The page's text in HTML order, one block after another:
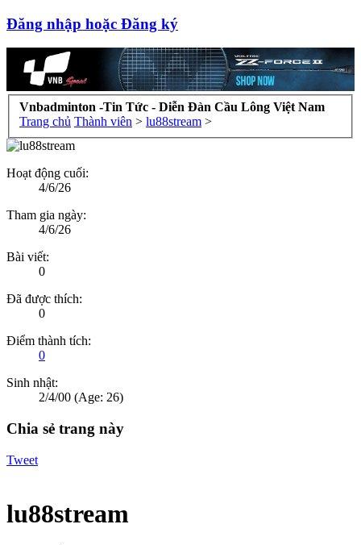
Đăng nhập hoặc Đăng ký
Vnbadminton -Tin Tức - Diễn Đàn Cầu Lông Việt Nam
Trang chủ Thành viên > lu88stream >
Hoạt động cuối:
4/6/26
Tham gia ngày:
4/6/26
Bài viết:
0
Đã được thích:
0
Điểm thành tích:
0
Sinh nhật:
2/4/00 (Age: 26)
Chia sẻ trang này
Tweet
lu88stream